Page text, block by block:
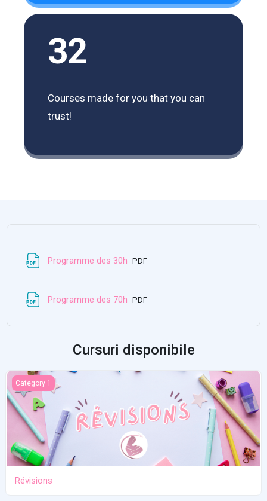
32
Courses made for you that you can
trust!
Programme des 30h Fișier
PDF
Programme des 70h Fișier
PDF
Cursuri disponibile
Révisions
Category 1
Révisions